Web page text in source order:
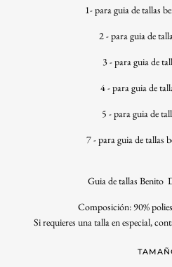
1-para guia de tallas
2-para guia de
3-para guia de
4-para guia de
5 -para guia de
7-para guia de tallas
Guia de tallas Benito
Composición: 90%
Si requieres una talla en especial,